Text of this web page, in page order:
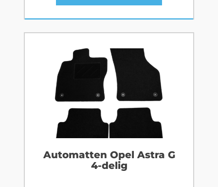
Automatten Opel Astra G
4-delig